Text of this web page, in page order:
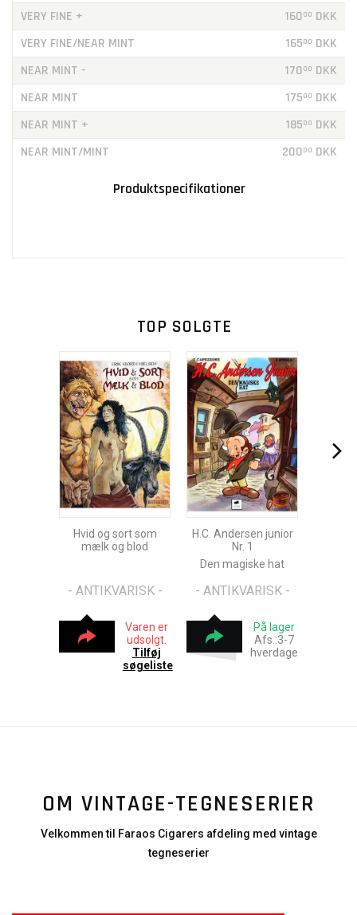
VERY FINE + 16000 DKK
VERY FINE/NEAR MINT
16500 DKK
NEAR MINT -
17000 DKK
NEAR MINT
17500 DKK
NEAR MINT +
18500 DKK
NEAR MINT/MINT
20000 DKK
Produktspecifikationer
TOP SOLGTE
Hvid og sort som
mælk og blod
- ANTIKVARISK -
Varen er
udsolgt.
Tilføj
søgeliste
H.C. Andersen junior
Nr. 1
Den magiske hat
- ANTIKVARISK -
På lager
Afs.:3-7
hverdage
OM VINTAGE-TEGNESERIER
Velkommen til Faraos Cigarers afdeling med vintage
tegneserier